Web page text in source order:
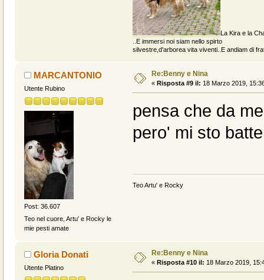
La Kira e la
..E immersi noi siam nello spirto
silvestre,d'arborea vita viventi..E andiam di
MARCANTONIO
Utente Rubino
Post: 36.607
Teo nel cuore, Artu' e Rocky le
mie pesti amate
Re:Benny e Nina
« Risposta #9 il: 18 Marzo 2019,
pensa che da
pero' mi sto
Teo Artu' e Rocky
Gloria Donati
Utente Platino
Re:Benny e Nina
« Risposta #10 il: 18 Marzo 2019,